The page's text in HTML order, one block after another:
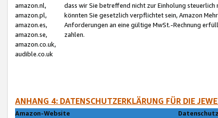
amazon.nl,
amazon.pl,
amazon.es,
amazon.se,
amazon.co.uk,
audible.co.uk
dass wir Sie betreffend nicht zur Einholung
könnten Sie gesetzlich verpflichtet sein, Amazon
Anforderungen an eine gültige MwSt.-Rechnung
zahlen.
ANHANG 4: DATENSCHUTZERKLÄRUNG FÜR DIE
Amazon-Website